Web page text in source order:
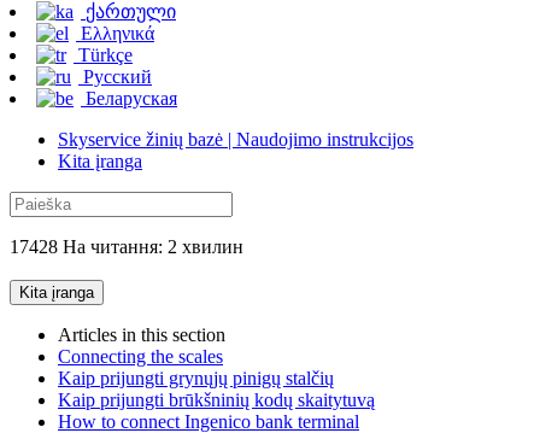
ქართული
Ελληνικά
Türkçe
Русский
Беларуская
Skyservice žinių bazė | Naudojimo instrukcijos
Kita įranga
17428 На читання: 2 хвилин
Kita įranga
Articles in this section
Connecting the scales
Kaip prijungti grynųjų pinigų stalčių
Kaip prijungti brūkšninių kodų skaitytuvą
How to connect Ingenico bank terminal